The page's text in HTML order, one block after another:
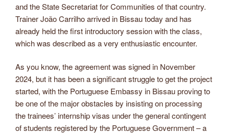
and the State Secretariat for Communities of that country.
Trainer João Carrilho arrived in Bissau today and has
already held the first introductory session with the class,
which was described as a very enthusiastic encounter.
As you know, the agreement was signed in November
2024, but it has been a significant struggle to get the project
started, with the Portuguese Embassy in Bissau proving to
be one of the major obstacles by insisting on processing
the trainees’ internship visas under the general contingent
of students registered by the Portuguese Government – a